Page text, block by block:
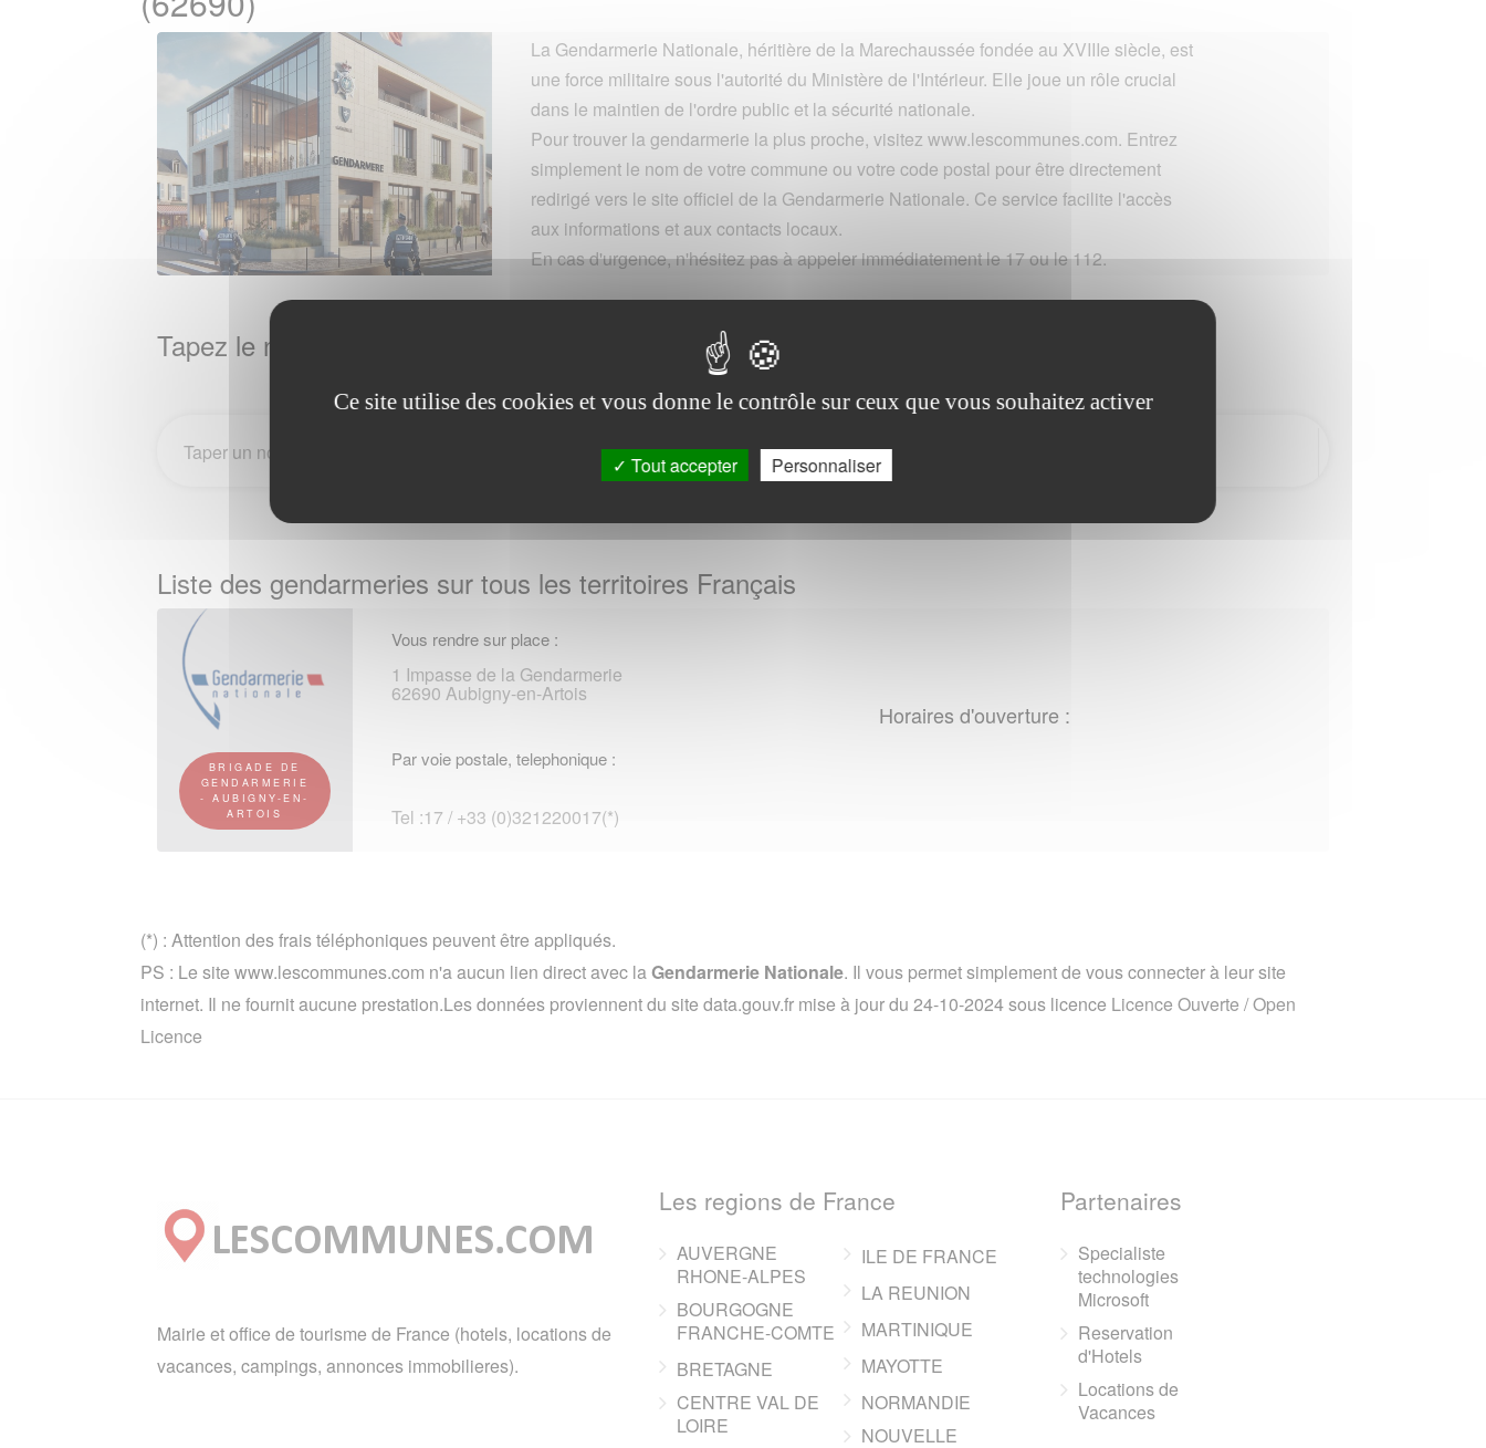
La Gendarmerie Nationale, héritière de la Marechaussée fondée au XVIIIe siècle, est
une force militaire sous l'autorité du Ministère de l'Intérieur. Elle joue un rôle crucial
dans le maintien de l'ordre public et la sécurité nationale.
Pour trouver la gendarmerie la plus proche, visitez www.lescommunes.com. Entrez
simplement le nom de votre commune ou votre code postal pour être directement
redirigé vers le site officiel de la Gendarmerie Nationale. Ce service facilite l'accès
aux informations et aux contacts locaux.
En cas d'urgence, n'hésitez pas à appeler immédiatement le 17 ou le 112.
Tapez le nom de la Ville / Commune
Liste des gendarmeries sur tous les territoires Français
BRIGADE DE
GENDARMERIE
- AUBIGNY-EN-
ARTOIS
Vous rendre sur place :
1 Impasse de la Gendarmerie
62690 Aubigny-en-Artois
Par voie postale, telephonique :
Tel :17 / +33 (0)321220017(*)
Horaires d'ouverture :
(*) : Attention des frais téléphoniques peuvent être appliqués.
PS : Le site www.lescommunes.com n'a aucun lien direct avec laGendarmerie Nationale. Il vous permet simplement de vous connecter à leur site
internet. Il ne fournit aucune prestation.Les données proviennent du site data.gouv.fr mise à jour du 24-10-2024 sous licence Licence Ouverte / Open
Licence
Mairie et office de tourisme de France (hotels, locations de
vacances, campings, annonces immobilieres).
Les regions de France
AUVERGNE
RHONE-ALPES
BOURGOGNE
FRANCHE-COMTE
BRETAGNE
CENTRE VAL DE
LOIRE
ILE DE FRANCE
LA REUNION
MARTINIQUE
MAYOTTE
NORMANDIE
NOUVELLE
Partenaires
Specialiste
technologies
Microsoft
Reservation
d'Hotels
Locations de
Vacances
Ce site utilise des cookies et vous donne le contrôle sur ceux que vous souhaitez activer
Tout accepter Personnaliser